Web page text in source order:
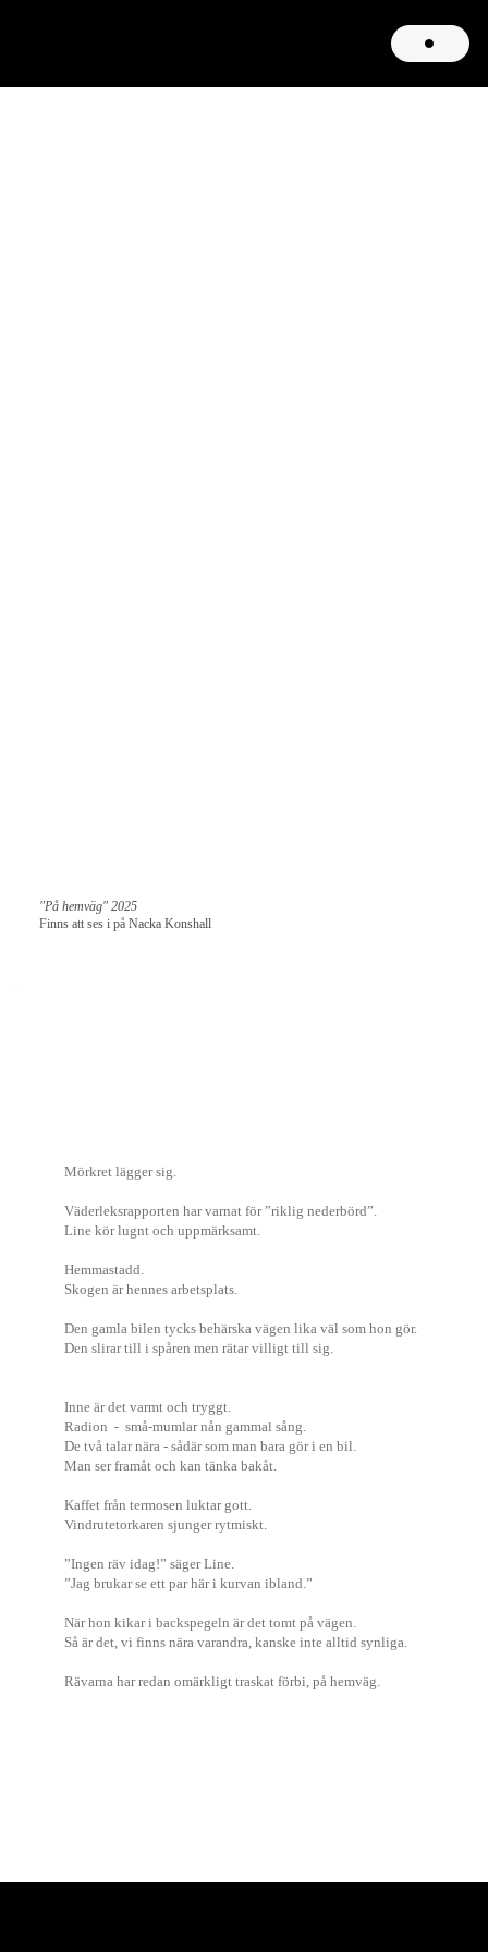
"På hemväg" 2025
Finns att ses i på Nacka Konshall
Mörkret lägger sig.
Väderleksrapporten har varnat för ”riklig nederbörd”.
Line kör lugnt och uppmärksamt.
Hemmastadd.
Skogen är hennes arbetsplats.
Den gamla bilen tycks behärska vägen lika väl som hon gör.
Den slirar till i spåren men rätar villigt till sig.
Inne är det varmt och tryggt.
Radion - små-mumlar nån gammal sång.
De två talar nära - sådär som man bara gör i en bil.
Man ser framåt och kan tänka bakåt.
Kaffet från termosen luktar gott.
Vindrutetorkaren sjunger rytmiskt.
”Ingen räv idag!” säger Line.
”Jag brukar se ett par här i kurvan ibland.”
När hon kikar i backspegeln är det tomt på vägen.
Så är det, vi finns nära varandra, kanske inte alltid synliga.
Rävarna har redan omärkligt traskat förbi, på hemväg.